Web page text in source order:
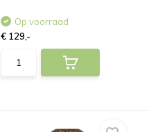
Op voorraad
€ 129,-